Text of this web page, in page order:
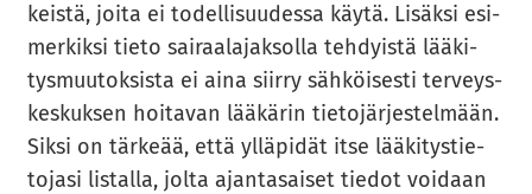
keis­tä, joita ei to­del­li­suu­des­sa käytä. Li­säk­si esi­
mer­kik­si tieto sai­raa­la­jak­sol­la teh­dyis­tä lää­ki­
tys­muu­tok­sis­ta ei aina siir­ry säh­köi­ses­ti ter­veys­
kes­kuk­sen hoi­ta­van lää­kä­rin tie­to­jär­jes­tel­mään.
Siksi on tär­ke­ää, että yl­lä­pi­dät itse lää­ki­tys­tie­
to­ja­si lis­tal­la, jolta ajan­ta­sai­set tie­dot voi­daan